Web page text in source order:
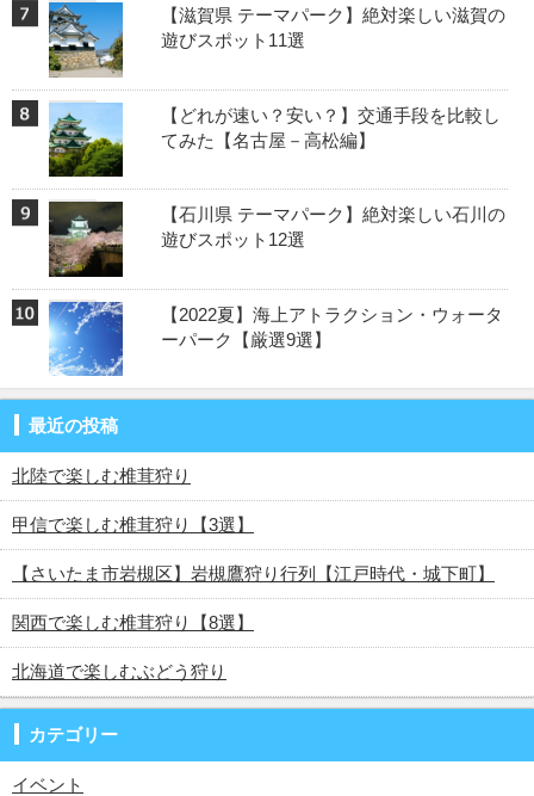
【滋賀県 テーマパーク】絶対楽しい滋賀の
遊びスポット11選
【どれが速い？安い？】交通手段を比較し
てみた【名古屋－高松編】
【石川県 テーマパーク】絶対楽しい石川の
遊びスポット12選
【2022夏】海上アトラクション・ウォータ
ーパーク【厳選9選】
最近の投稿
北陸で楽しむ椎茸狩り
甲信で楽しむ椎茸狩り【3選】
【さいたま市岩槻区】岩槻鷹狩り行列【江戸時代・城下町】
関西で楽しむ椎茸狩り【8選】
北海道で楽しむぶどう狩り
カテゴリー
イベント